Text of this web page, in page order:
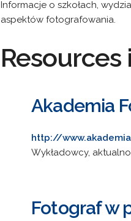
Informacje o szkołach,
aspektów fotografowania.
Akademia
http://
Wykładowcy,
Fotograf w